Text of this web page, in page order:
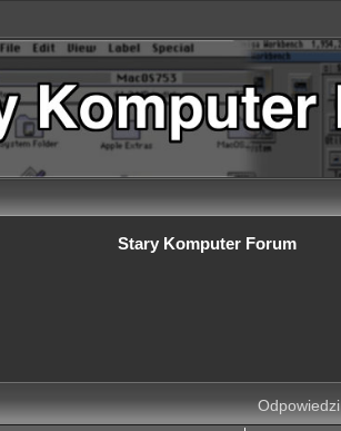
Stary Komputer Forum
Odpowiedzi